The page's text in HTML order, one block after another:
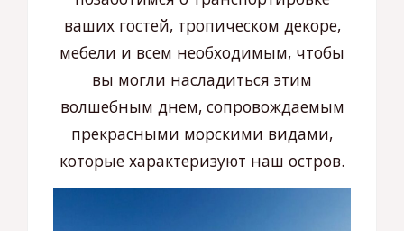
ваших гостей, тропическом декоре,
мебели и всем необходимым, чтобы
вы могли насладиться этим
волшебным днем, сопровождаемым
прекрасными морскими видами,
которые характеризуют наш остров.